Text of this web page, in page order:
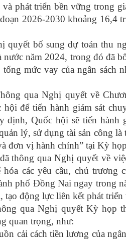
phát triển bền vững trong
2026-2030 khoảng 16,4
quyết bố sung dự toán thu
nước năm 2024, trong đó đã
mức vay của ngân sách
qua Nghị quyết về
để tiến hành giám sát
định, Quốc hội sẽ tiến hành
lý, sử dụng tài sản công
đơn vị hành chính” tại Kỳ
thông qua Nghị quyết về
các yêu cầu, chủ trương
phố Đồng Nai ngay trong
tạo động lực liên kết phát
qua Nghị quyết Kỳ họp
quan trọng, như:
cải cách tiền lương của